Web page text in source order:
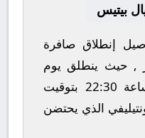
بيتيس
إنطلاق صافرة
, حيث ينطلق يوم
22:30 بتوقيت
الذي يحتضن